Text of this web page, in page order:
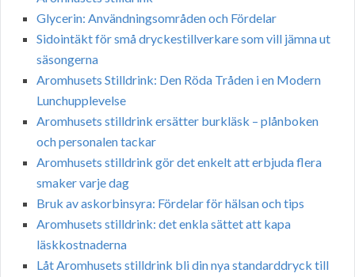
Glycerin: Användningsområden och Fördelar
Sidointäkt för små dryckestillverkare som vill jämna ut
säsongerna
Aromhusets Stilldrink: Den Röda Tråden i en Modern
Lunchupplevelse
Aromhusets stilldrink ersätter burkläsk – plånboken
och personalen tackar
Aromhusets stilldrink gör det enkelt att erbjuda flera
smaker varje dag
Bruk av askorbinsyra: Fördelar för hälsan och tips
Aromhusets stilldrink: det enkla sättet att kapa
läskkostnaderna
Låt Aromhusets stilldrink bli din nya standarddryck till